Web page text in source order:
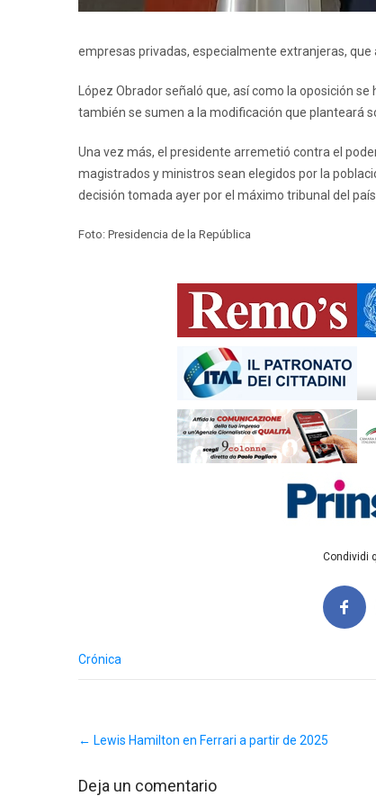
empresas privadas, especialmente extranjeras, que
López Obrador señaló que, así como la oposición
también se sumen a la modificación que planteará
Una vez más, el presidente arremetió contra el
magistrados y ministros sean elegidos por la
decisión tomada ayer por el máximo tribunal del país.
Foto: Presidencia de la República
Condividi
Crónica
navigation
← Lewis Hamilton en Ferrari a partir de 2025
Deja un comentario